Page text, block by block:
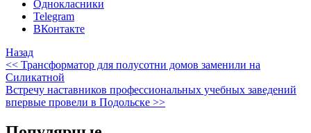
Однокласники
Telegram
ВКонтакте
Назад
<< Трансформатор для полусотни домов заменили на
Силикатной
Встречу наставников профессиональных учебных заведений
впервые провели в Подольске >>